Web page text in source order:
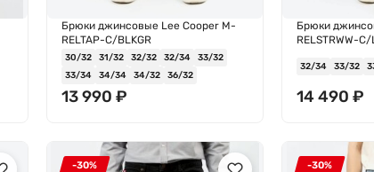
Брюки джинсовые Lee Cooper M-
RELTAP-C/BLKGR
30/32 31/32 32/32 32/34
33/32
33/34
34/34 34/32 36/32
13 990 ₽
Брюки
RELSTRWW-C/
32/34 33/32
14 490₽
-30% -30%